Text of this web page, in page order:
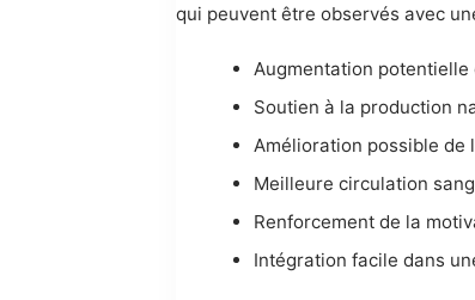
qui peuvent être observés avec
Augmentation
Soutien à la production
Amélioration possible de
Meilleure circulation
Renforcement de la
Intégration facile dans